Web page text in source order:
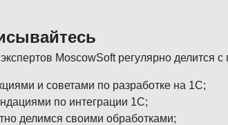
MoscowSoft регулярно делится
и советами по разработке на 1С;
по интеграции 1С;
делимся своими обработками;